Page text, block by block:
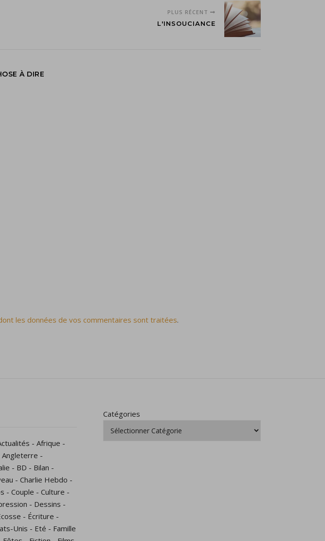
PLUS RÉCENT
L'INSOUCIANCE
À DIRE
les données de vos commentaires sont traitées.
- Afrique -
Angleterre -
- BD - Bilan -
- Charlie Hebdo -
- Couple - Culture -
- Dessins -
- Écriture -
Unis - Eté - Famille
Catégories